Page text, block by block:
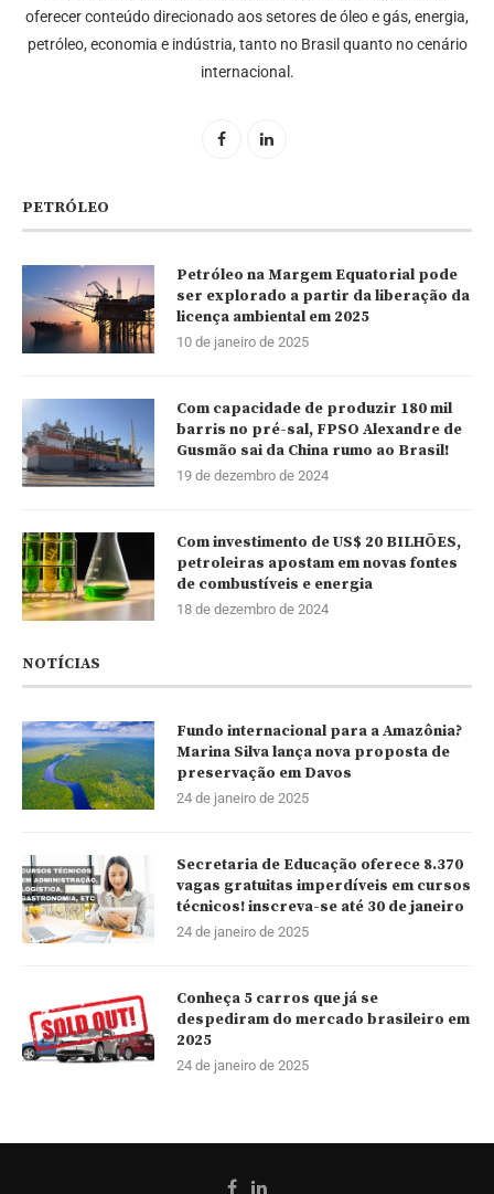
oferecer conteúdo direcionado aos setores de óleo e gás, energia,
petróleo, economia e indústria, tanto no Brasil quanto no cenário
internacional.
PETRÓLEO
Petróleo na Margem Equatorial pode
ser explorado a partir da liberação da
licença ambiental em 2025
10 de janeiro de 2025
Com capacidade de produzir 180 mil
barris no pré-sal, FPSO Alexandre de
Gusmão sai da China rumo ao Brasil!
19 de dezembro de 2024
Com investimento de US$ 20 BILHÕES,
petroleiras apostam em novas fontes
de combustíveis e energia
18 de dezembro de 2024
NOTÍCIAS
Fundo internacional para a Amazônia?
Marina Silva lança nova proposta de
preservação em Davos
24 de janeiro de 2025
Secretaria de Educação oferece 8.370
vagas gratuitas imperdíveis em cursos
técnicos! inscreva-se até 30 de janeiro
24 de janeiro de 2025
Conheça 5 carros que já se
despediram do mercado brasileiro em
2025
24 de janeiro de 2025